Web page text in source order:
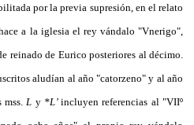
por la previa supresión, en el relato
a la iglesia el rey vándalo "Vnerigo",
reinado de Eurico posteriores al décimo.
aludían al año "catorzeno" y al año
L y *L’incluyen referencias al "VIIº